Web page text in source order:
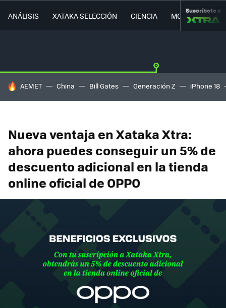
ANÁLISIS XATAKA SELECCIÓN CIENCIA MOVILIDAD
Suscríbete a
HOY SE HABLA DE
AEMET China Bill Gates Generación Z iPhone 18
Nueva ventaja en Xataka Xtra:
ahora puedes conseguir un 5% de
descuento adicional en la tienda
online oficial de OPPO